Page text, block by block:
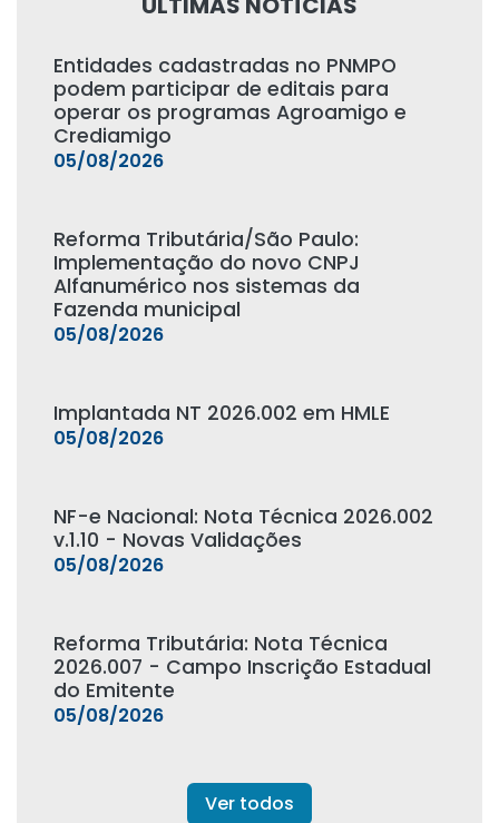
Entidades cadastradas no PNMPO
podem participar de editais para
operar os programas Agroamigo e
Crediamigo
05/08/2026
Reforma Tributária/São Paulo:
Implementação do novo CNPJ
Alfanumérico nos sistemas da
Fazenda municipal
05/08/2026
Implantada NT 2026.002 em HMLE
05/08/2026
NF-e Nacional: Nota Técnica 2026.002
v.1.10 - Novas Validações
05/08/2026
Reforma Tributária: Nota Técnica
2026.007 - Campo Inscrição Estadual
do Emitente
05/08/2026
Ver todos